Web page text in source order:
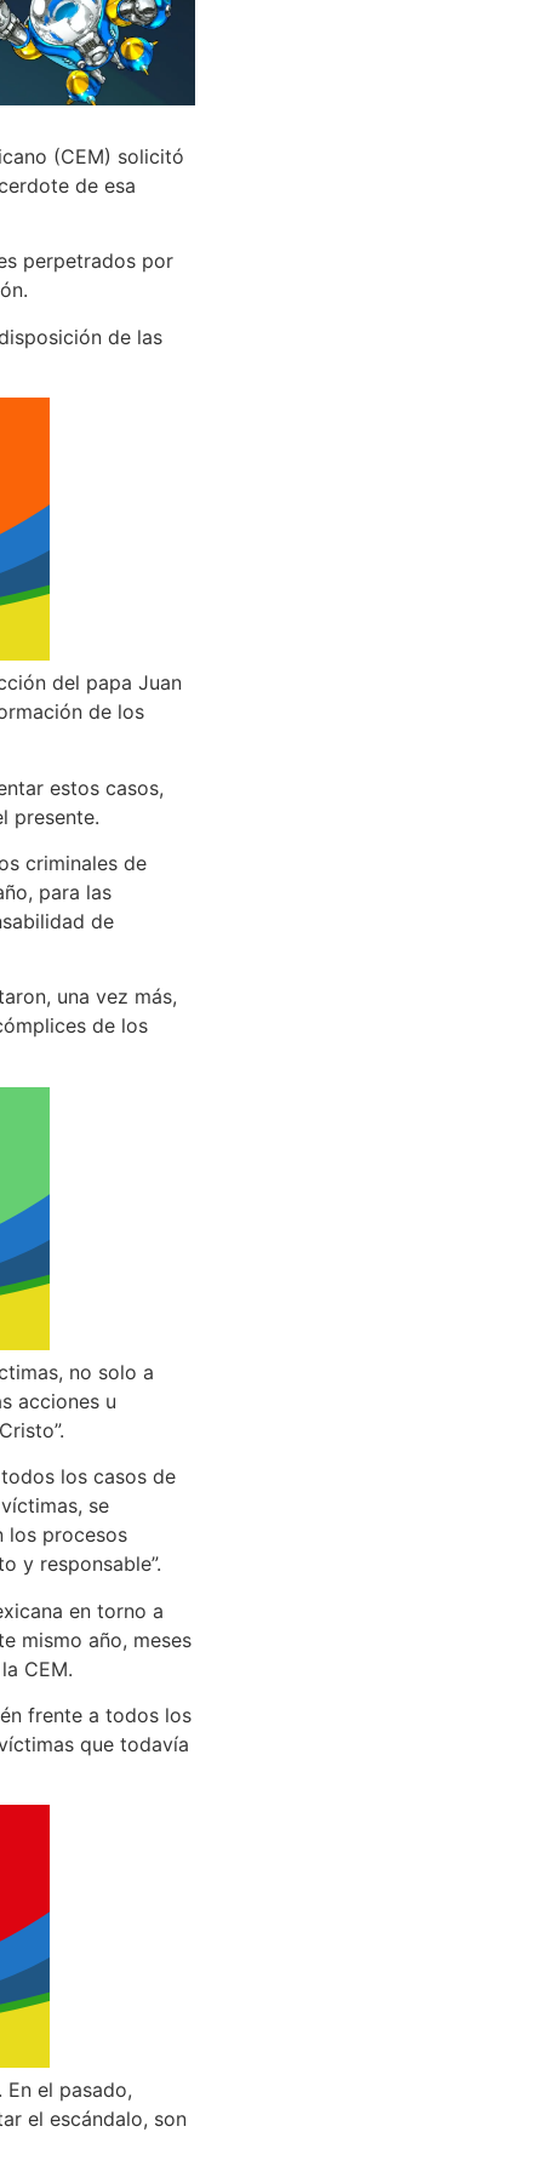
(CEM) solicitó
de esa
perpetrados por
de las
del papa Juan
de los
estos casos,
presente.
criminales de
para las
de
una vez más,
de los
no solo a
acciones u
los casos de
se
los procesos
y responsable”.
en torno a
mismo año, meses
CEM.
frente a todos los
que todavía
el pasado,
el escándalo, son